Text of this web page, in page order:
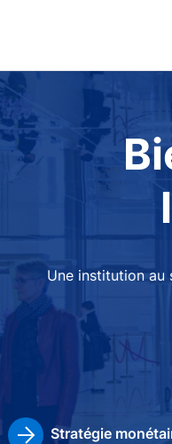
Une institution au
Stratégie